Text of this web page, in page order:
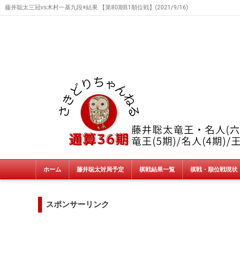
藤井聡太三冠vs木村一基九段※結果 【第80期B1順位戦】(2021/9/16)
ホーム 藤井聡太対局予定 棋戦結果一覧 棋戦・順位戦現状
スポンサーリンク